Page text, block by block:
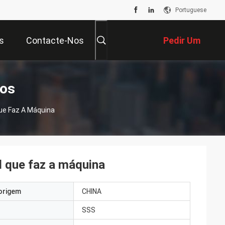
Portuguese
Contacte-Nos Pedir Um
Orçamento
Faz A Máquina
faz a máquina
CHINA
SSS